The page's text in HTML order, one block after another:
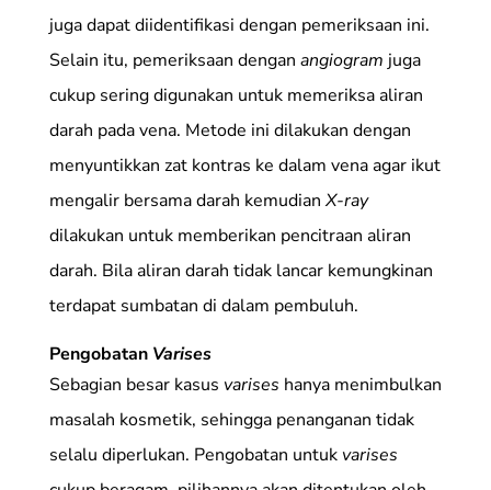
juga dapat diidentifikasi dengan pemeriksaan ini.
Selain itu, pemeriksaan dengan angiogram juga
cukup sering digunakan untuk memeriksa aliran
darah pada vena. Metode ini dilakukan dengan
menyuntikkan zat kontras ke dalam vena agar ikut
mengalir bersama darah kemudianX-ray
dilakukan untuk memberikan pencitraan aliran
darah. Bila aliran darah tidak lancar kemungkinan
terdapat sumbatan di dalam pembuluh.
Pengobatan Varises
Sebagian besar kasus varises hanya menimbulkan
masalah kosmetik, sehingga penanganan tidak
selalu diperlukan. Pengobatan untuk varises